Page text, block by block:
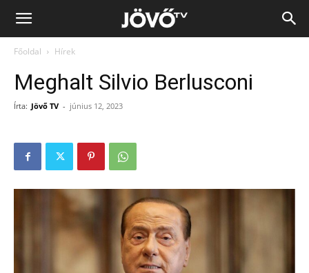
Jövő
Főoldal Hírek
Meghalt Silvio Berlusconi
Írta: Jövő TV - június 12, 2023